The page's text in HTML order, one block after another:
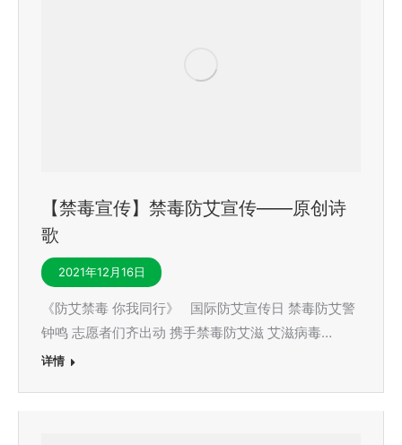
【禁毒宣传】禁毒防艾宣传——原创诗
歌
2021年12月16日
《防艾禁毒 你我同行》 国际防艾宣传日 禁毒防艾警
钟鸣 志愿者们齐出动 携手禁毒防艾滋 艾滋病毒…
详情